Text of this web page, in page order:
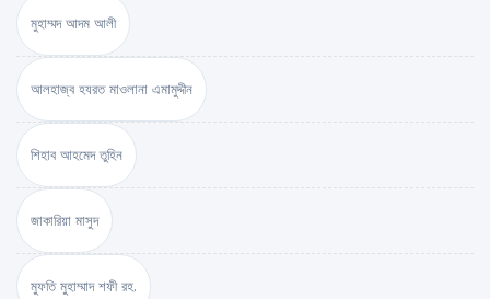
মুহাম্মদ আদম আলী
আলহাজ্ব হযরত মাওলানা এমামুদ্দীন
শিহাব আহমেদ তুহিন
জাকারিয়া মাসুদ
মুফতি মুহাম্মাদ শফী রহ.